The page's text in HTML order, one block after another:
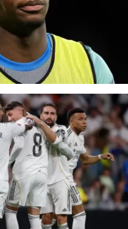
de joueurs
surprises.
du Real Madrid
face à Alavés, le
pour affronter le
Coup d’envoi au